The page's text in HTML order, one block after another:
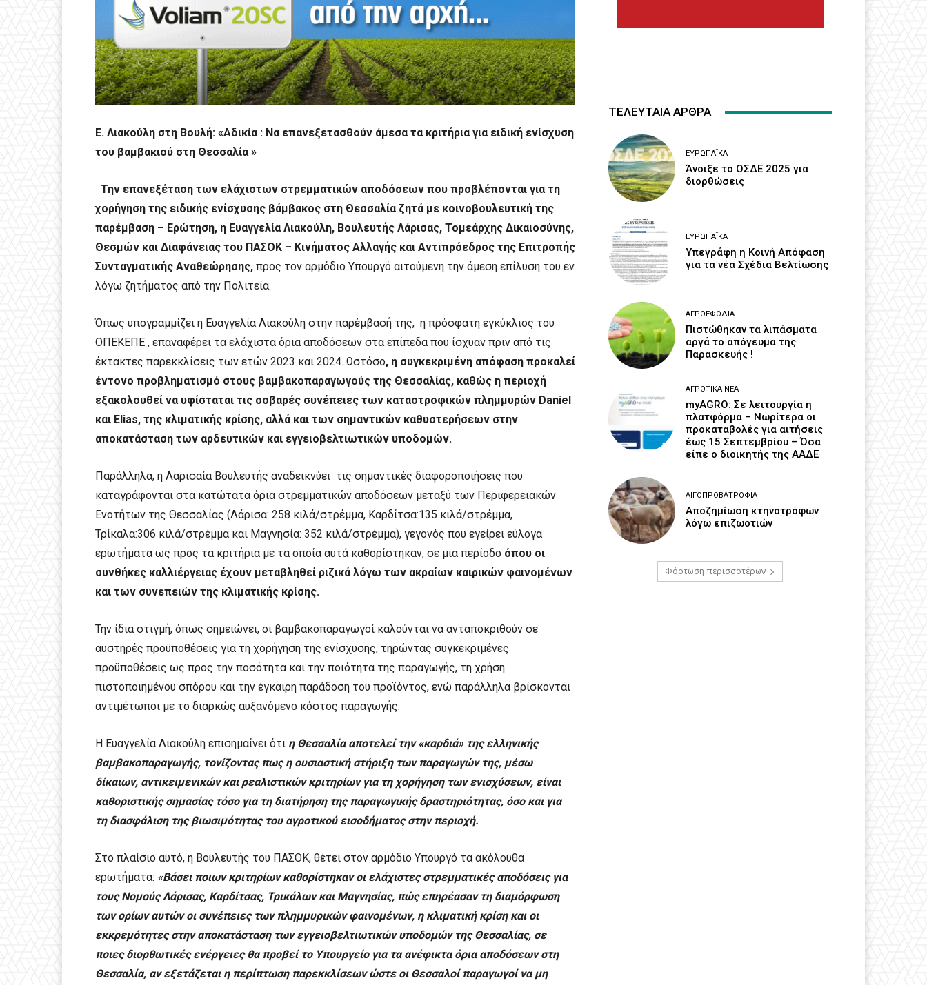
E. Λιακούλη στη Βουλή: «Αδικία : Να επανεξετασθούν άμεσα τα κριτήρια για ειδική ενίσχυση
του βαμβακιού στη Θεσσαλία »
Την επανεξέταση των ελάχιστων στρεμματικών αποδόσεων που προβλέπονται για τη
χορήγηση της ειδικής ενίσχυσης βάμβακος στη Θεσσαλία ζητά με κοινοβουλευτική της
παρέμβαση – Ερώτηση, η Ευαγγελία Λιακούλη, Βουλευτής Λάρισας, Τομεάρχης Δικαιοσύνης,
Θεσμών και Διαφάνειας του ΠΑΣΟΚ – Κινήματος Αλλαγής και Αντιπρόεδρος της Επιτροπής
Συνταγματικής Αναθεώρησης, προς τον αρμόδιο Υπουργό αιτούμενη την άμεση επίλυση του εν
λόγω ζητήματος από την Πολιτεία.
Όπως υπογραμμίζει η Ευαγγελία Λιακούλη στην παρέμβασή της, η πρόσφατη εγκύκλιος του
ΟΠΕΚΕΠΕ , επαναφέρει τα ελάχιστα όρια αποδόσεων στα επίπεδα που ίσχυαν πριν από τις
έκτακτες παρεκκλίσεις των ετών 2023 και 2024. Ωστόσο, η συγκεκριμένη απόφαση προκαλεί
έντονο προβληματισμό στους βαμβακοπαραγωγούς της Θεσσαλίας, καθώς η περιοχή
εξακολουθεί να υφίσταται τις σοβαρές συνέπειες των καταστροφικών πλημμυρών Daniel
και Elias, της κλιματικής κρίσης, αλλά και των σημαντικών καθυστερήσεων στην
αποκατάσταση των αρδευτικών και εγγειοβελτιωτικών υποδομών.
Παράλληλα, η Λαρισαία Βουλευτής αναδεικνύει τις σημαντικές διαφοροποιήσεις που
καταγράφονται στα κατώτατα όρια στρεμματικών αποδόσεων μεταξύ των Περιφερειακών
Ενοτήτων της Θεσσαλίας (Λάρισα: 258 κιλά/στρέμμα, Καρδίτσα:135 κιλά/στρέμμα,
Τρίκαλα:306 κιλά/στρέμμα και Μαγνησία: 352 κιλά/στρέμμα), γεγονός που εγείρει εύλογα
ερωτήματα ως προς τα κριτήρια με τα οποία αυτά καθορίστηκαν, σε μια περίοδο όπου οι
συνθήκες καλλιέργειας έχουν μεταβληθεί ριζικά λόγω των ακραίων καιρικών φαινομένων
και των συνεπειών της κλιματικής κρίσης.
Την ίδια στιγμή, όπως σημειώνει, οι βαμβακοπαραγωγοί καλούνται να ανταποκριθούν σε
αυστηρές προϋποθέσεις για τη χορήγηση της ενίσχυσης, τηρώντας συγκεκριμένες
προϋποθέσεις ως προς την ποσότητα και την ποιότητα της παραγωγής, τη χρήση
πιστοποιημένου σπόρου και την έγκαιρη παράδοση του προϊόντος, ενώ παράλληλα βρίσκονται
αντιμέτωποι με το διαρκώς αυξανόμενο κόστος παραγωγής.
Η Ευαγγελία Λιακούλη επισημαίνει ότι η Θεσσαλία αποτελεί την «καρδιά» της ελληνικής
βαμβακοπαραγωγής, τονίζοντας πως η ουσιαστική στήριξη των παραγωγών της, μέσω
δίκαιων, αντικειμενικών και ρεαλιστικών κριτηρίων για τη χορήγηση των ενισχύσεων, είναι
καθοριστικής σημασίας τόσο για τη διατήρηση της παραγωγικής δραστηριότητας, όσο και για
τη διασφάλιση της βιωσιμότητας του αγροτικού εισοδήματος στην περιοχή.
Στο πλαίσιο αυτό, η Βουλευτής του ΠΑΣΟΚ, θέτει στον αρμόδιο Υπουργό τα ακόλουθα
ερωτήματα: «Βάσει ποιων κριτηρίων καθορίστηκαν οι ελάχιστες στρεμματικές αποδόσεις για
τους Νομούς Λάρισας, Καρδίτσας, Τρικάλων και Μαγνησίας, πώς επηρέασαν τη διαμόρφωση
των ορίων αυτών οι συνέπειες των πλημμυρικών φαινομένων, η κλιματική κρίση και οι
εκκρεμότητες στην αποκατάσταση των εγγειοβελτιωτικών υποδομών της Θεσσαλίας, σε
ποιες διορθωτικές ενέργειες θα προβεί το Υπουργείο για τα ανέφικτα όρια αποδόσεων στη
Θεσσαλία, αν εξετάζεται η περίπτωση παρεκκλίσεων ώστε οι Θεσσαλοί παραγωγοί να μη
ΤΕΛΕΥΤΑΙΑ ΑΡΘΡΑ
ΕΥΡΩΠΑΪΚΆ
Άνοιξε το ΟΣΔΕ 2025 για
διορθώσεις
ΕΥΡΩΠΑΪΚΆ
Υπεγράφη η Κοινή Απόφαση
για τα νέα Σχέδια Βελτίωσης
ΑΓΡΟΕΦΌΔΙΑ
Πιστώθηκαν τα λιπάσματα
αργά το απόγευμα της
Παρασκευής !
ΑΓΡΟΤΙΚΆ ΝΈΑ
myAGRO: Σε λειτουργία η
πλατφόρμα – Νωρίτερα οι
προκαταβολές για αιτήσεις
έως 15 Σεπτεμβρίου – Όσα
είπε ο διοικητής της ΑΑΔΕ
ΑΙΓΟΠΡΟΒΑΤΡΟΦΊΑ
Αποζημίωση κτηνοτρόφων
λόγω επιζωοτιών
Φόρτωση περισσοτέρων